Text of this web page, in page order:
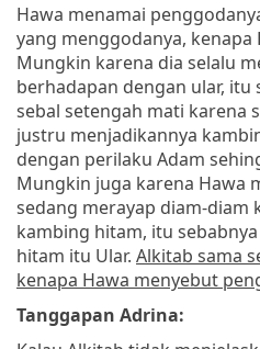
Hawa menamai
yang menggodanya, kenapa
Mungkin karena dia selalu
berhadapan dengan ular, itu
sebal setengah mati karena
justru menjadikannya
dengan perilaku Adam
Mungkin juga karena Hawa
sedang merayap diam-diam
kambing hitam, itu
hitam itu Ular. Alkitab sama
kenapa Hawa menyebut
Tanggapan Adrina: